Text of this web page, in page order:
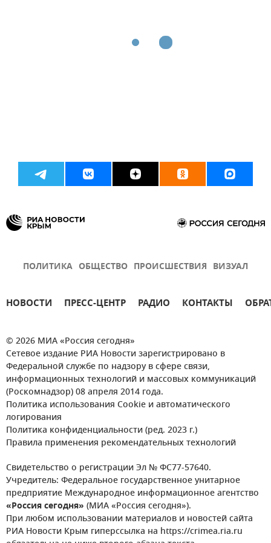
ПОЛИТИКА ОБЩЕСТВО ПРОИСШЕСТВИЯ ВИЗУАЛ
НОВОСТИ ПРЕСС-ЦЕНТР РАДИО КОНТАКТЫ
© 2026 МИА «Россия сегодня»
Сетевое издание РИА Новости зарегистрировано в
Федеральной службе по надзору в сфере связи,
информационных технологий и массовых коммуникаций
(Роскомнадзор) 08 апреля 2014 года.
Политика использования Cookie и автоматического
логирования
Политика конфиденциальности (ред. 2023 г.)
Правила применения рекомендательных технологий
Свидетельство о регистрации Эл № ФС77-57640.
Учредитель: Федеральное государственное унитарное
предприятие Международное информационное агентство
«Россия сегодня» (МИА «Россия сегодня»).
При любом использовании материалов и новостей сайта
РИА Новости Крым гиперссылка на https://crimea.ria.ru